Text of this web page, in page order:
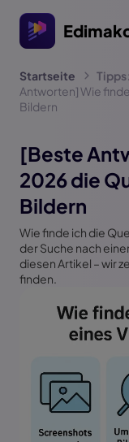
Startseite
Antworten] Wie
Bildern
[Beste
2026 die
Bildern
Wie finde ich die
der Suche nach
diesen Artikel – wir
finden.